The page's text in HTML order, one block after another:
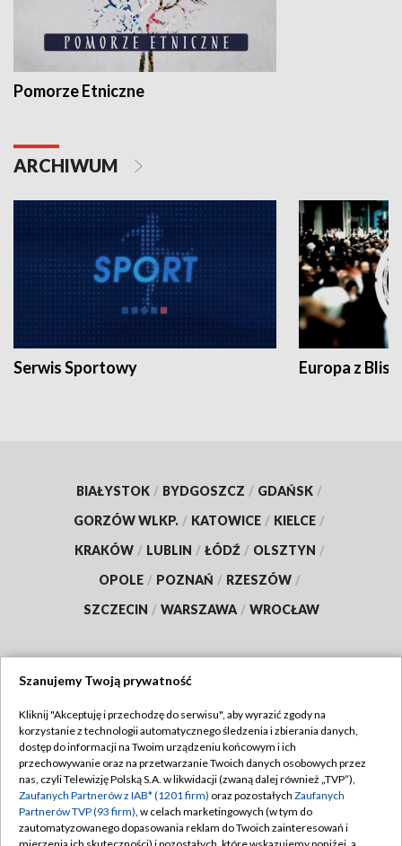
Pomorze Etniczne
ARCHIWUM
Serwis Sportowy Europa z
BIAŁYSTOK / BYDGOSZCZ / GDAŃSK /
GORZÓW WLKP. / KATOWICE / KIELCE /
KRAKÓW / LUBLIN / ŁÓDŹ / OLSZTYN /
OPOLE / POZNAŃ / RZESZÓW /
SZCZECIN / WARSZAWA / WROCŁAW
TVP
Abonament TVP
Emisja w TVP
Centrum informacji TVP
Regulamin TVP
Polityka prywatności
Moje zgody
Szanujemy Twoją prywatność
Kliknij "Akceptuję i przechodzę do serwisu", aby wyrazić zgody na
korzystanie z technologii automatycznego śledzenia i zbierania danych,
dostęp do informacji na Twoim urządzeniu końcowym i ich
przechowywanie oraz na przetwarzanie Twoich danych osobowych przez
nas, czyli Telewizję Polską S.A. w likwidacji (zwaną dalej również „TVP”),
Zaufanych Partnerów z IAB* (1201 firm) oraz pozostałych Zaufanych
Partnerów TVP (93 firm), w celach marketingowych (w tym do
zautomatyzowanego dopasowania reklam do Twoich zainteresowań i